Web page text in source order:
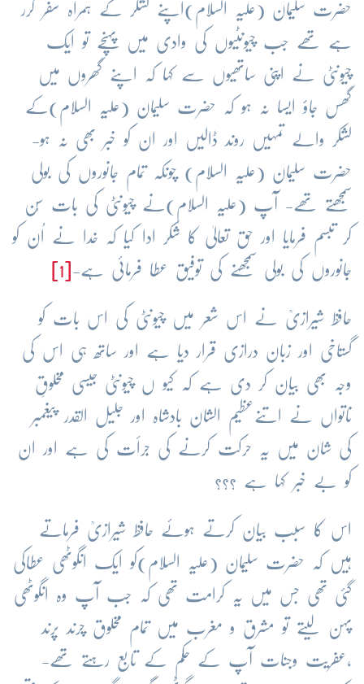
حضرت سلیمان (علیہ السلام)اپنے لشکر کے ہمراہ سفر کرر
ہے تھے جب چیونٹیوں کی وادی میں پہنچے تو ایک
چیونٹی نے اپنی ساتھیوں سے کہا کہ اپنے گھروں میں
گھس جاؤ ایسا نہ ہو کہ حضرت سلیمان (علیہ السلام)کے
لشکر والے تمہیں روند ڈالیں اور ان کو خبر بھی نہ ہو-
حضرت سلیمان (علیہ السلام) چونکہ تمام جانوروں کی بولی
سمجھتے تھے- آپ (علیہ السلام)نے چیونٹی کی بات سُن
کر تبسم فرمایا اور حق تعالیٰ کا شکر ادا کیا کہ خدا نے اُن کو
جانوروں کی بولی سمجھنے کی توفیق عطا فرمائی ہے-
حافظ شیرازیؒ نے اس شعر میں چیونٹی کی اس بات کو
گستاخی اور زبان درازی قرار دیا ہے اور ساتھ ہی اس کی
وجہ بھی بیان کر دی ہے کہ کیو ں چیونٹی جیسی مخلوقِ
ناتواں نے اتنےعظیم الشان بادشاہ اور جلیل القدر پیغمبر
کی شان میں یہ حرکت کرنے کی جرأت کی ہے اور ان
کو بے خبر کہا ہے ؟؟؟
اس کا سبب بیان کرتے ہوئے حافظ شیرازیؒ فرماتے
ہیں کہ حضرت سلیمان (علیہ السلام)کو ایک انگوٹھی عطاکی
گئی تھی جس میں یہ کرامت تھی کہ جب آپ وہ انگوٹھی
پہن لیتے تو مشرق و مغرب میں تمام مخلوق چرند پرند
،عفریت وجنات آپ کے حکم کے تابع رہتے تھے-